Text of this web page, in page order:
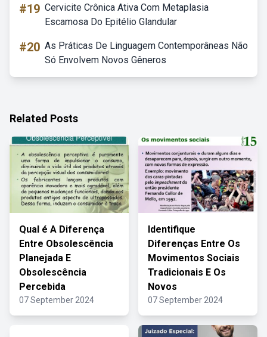
#19 Cervicite Crônica Ativa Com Metaplasia
Escamosa Do Epitélio Glandular
#20 As Práticas De Linguagem Contemporâneas Não
Só Envolvem Novos Gêneros
Related Posts
Qual é A Diferença
Entre Obsolescência
Planejada E
Obsolescência
Percebida
07 September 2024
Identifique
Diferenças Entre Os
Movimentos Sociais
Tradicionais E Os
Novos
07 September 2024